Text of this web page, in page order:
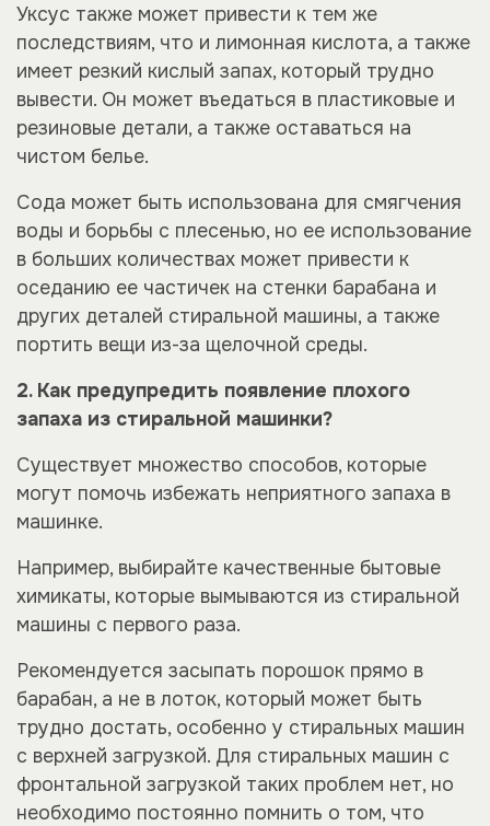
Уксус также может привести к тем же
последствиям, что и лимонная кислота, а также
имеет резкий кислый запах, который трудно
вывести. Он может въедаться в пластиковые и
резиновые детали, а также оставаться на
чистом белье.
Сода может быть использована для смягчения
воды и борьбы с плесенью, но ее использование
в больших количествах может привести к
оседанию ее частичек на стенки барабана и
других деталей стиральной машины, а также
портить вещи из-за щелочной среды.
2. Как предупредить появление плохого
запаха из стиральной машинки?
Существует множество способов, которые
могут помочь избежать неприятного запаха в
машинке.
Например, выбирайте качественные бытовые
химикаты, которые вымываются из стиральной
машины с первого раза.
Рекомендуется засыпать порошок прямо в
барабан, а не в лоток, который может быть
трудно достать, особенно у стиральных машин
с верхней загрузкой. Для стиральных машин с
фронтальной загрузкой таких проблем нет, но
необходимо постоянно помнить о том, что